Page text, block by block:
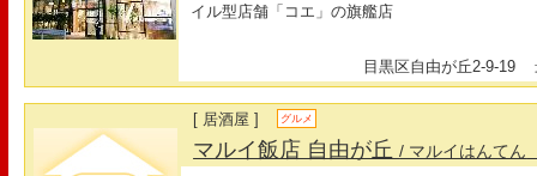
イル型店舗「コエ」の旗艦店
目黒区自由が丘2-9-19
[ 居酒屋 ] グルメ
マルイ飯店 自由が丘/ マルイはんてん